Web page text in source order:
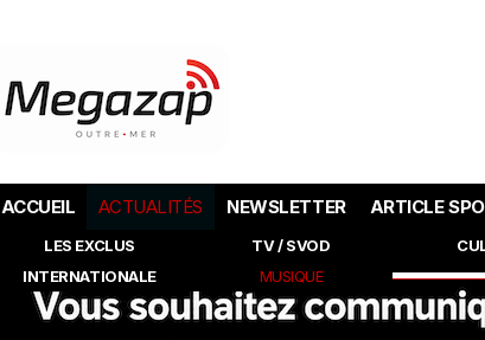
ACCUEIL ACTUALITÉS
LES EXCLUS TV / SVOD
INTERNATIONALE
MUSIQUE
NEWSLETTER ARTICLE